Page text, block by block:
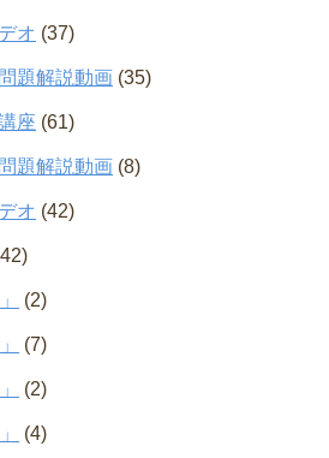
オ (37)
題解説動画 (35)
座 (61)
題解説動画 (8)
オ (42)
(2)
(7)
(2)
(4)